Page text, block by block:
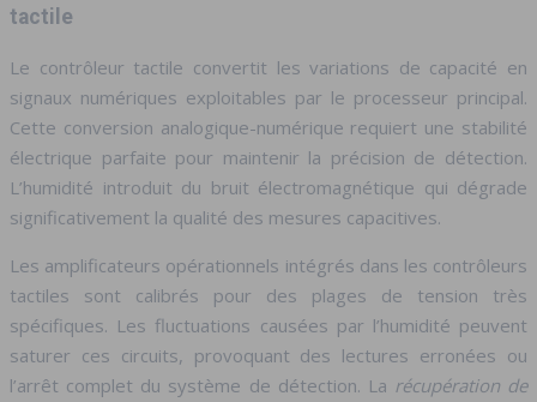
tactile
Le contrôleur tactile convertit les variations de capacité en
signaux numériques exploitables par le processeur principal.
Cette conversion analogique-numérique requiert une stabilité
électrique parfaite pour maintenir la précision de détection.
L’humidité introduit du bruit électromagnétique qui dégrade
significativement la qualité des mesures capacitives.
Les amplificateurs opérationnels intégrés dans les contrôleurs
tactiles sont calibrés pour des plages de tension très
spécifiques. Les fluctuations causées par l’humidité peuvent
saturer ces circuits, provoquant des lectures erronées ou
l’arrêt complet du système de détection. La récupération de